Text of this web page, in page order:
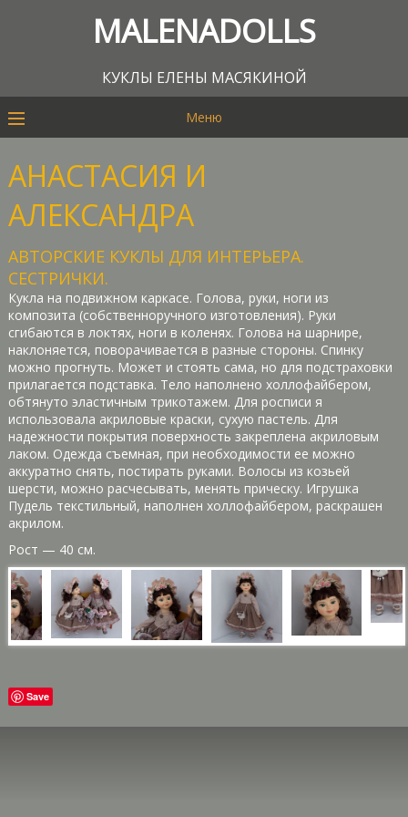
MALENADOLLS
КУКЛЫ ЕЛЕНЫ МАСЯКИНОЙ
Меню
АНАСТАСИЯ И
АЛЕКСАНДРА
АВТОРСКИЕ КУКЛЫ ДЛЯ ИНТЕРЬЕРА.
СЕСТРИЧКИ.
Кукла на подвижном каркасе. Голова, руки, ноги из
композита (собственноручного изготовления). Руки
сгибаются в локтях, ноги в коленях. Голова на шарнире,
наклоняется, поворачивается в разные стороны. Спинку
можно прогнуть. Может и стоять сама, но для подстраховки
прилагается подставка. Тело наполнено холлофайбером,
обтянуто эластичным трикотажем. Для росписи я
использовала акриловые краски, сухую пастель. Для
надежности покрытия поверхность закреплена акриловым
лаком. Одежда съемная, при необходимости ее можно
аккуратно снять, постирать руками. Волосы из козьей
шерсти, можно расчесывать, менять прическу. Игрушка
Пудель текстильный, наполнен холлофайбером, раскрашен
акрилом.
Рост — 40 см.
Save